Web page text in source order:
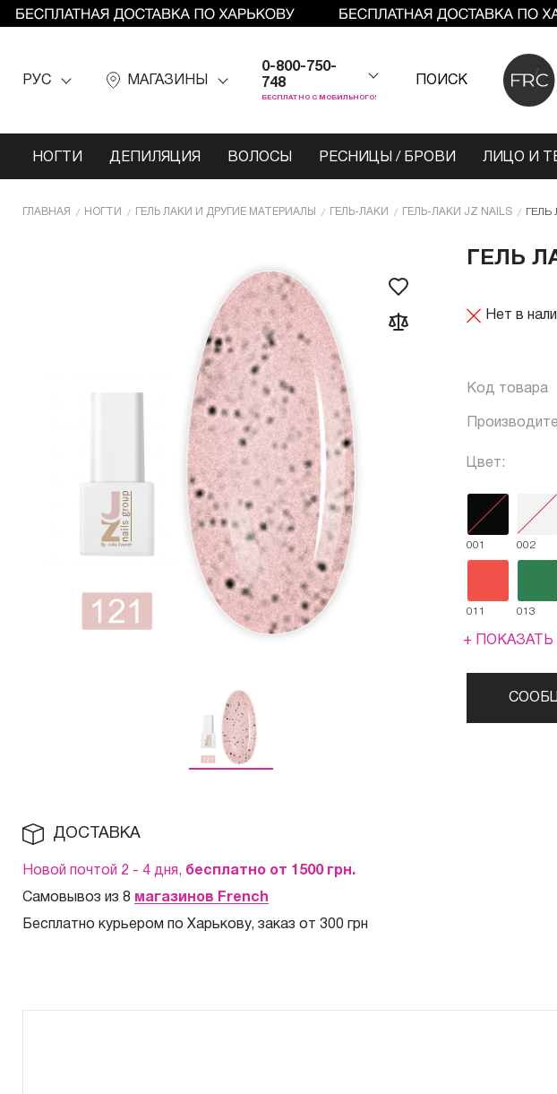
РУС МАГАЗИНЫ
0-800-750-
748
БЕСПЛАТНО С МОБИЛЬНОГО!
ПОИСК
НОГТИ ДЕПИЛЯЦИЯ ВОЛОСЫ РЕСНИЦЫ / БРОВИ ЛИЦО И
ГЛАВНАЯ НОГТИ ГЕЛЬ ЛАКИ И ДРУГИЕ МАТЕРИАЛЫ ГЕЛЬ-ЛАКИ ГЕЛЬ-ЛАКИ JZ NAILS ГЕЛЬ
ГЕЛЬ
Нет в
Код товара
Цвет:
001 002
011 013
+ ПОКАЗАТЬ
ДОСТАВКА
Новой почтой 2 - 4 дня, бесплатно от 1500 грн.
Самовывоз из 8 магазинов French
Бесплатно курьером по Харькову, заказ от 300 грн